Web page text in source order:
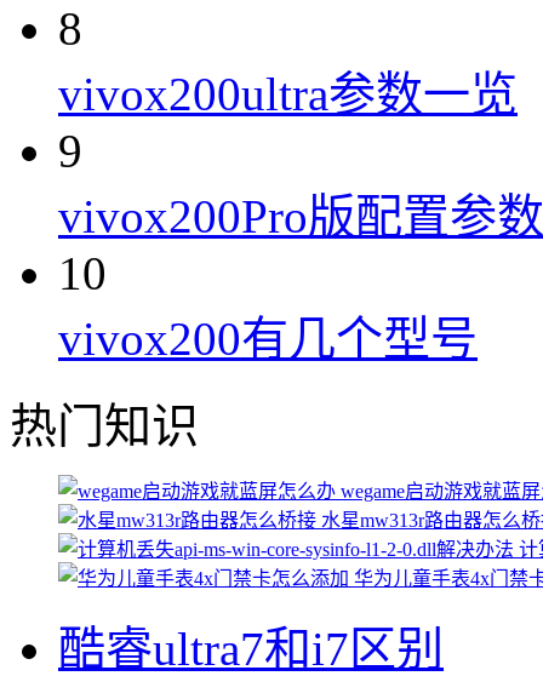
8
vivox200ultra参数一览
9
vivox200Pro版配置参数
10
vivox200有几个型号
热门知识
wegame启动游戏就蓝
水星mw313r路由器怎么
计
华为儿童手表4x门禁
酷睿ultra7和i7区别